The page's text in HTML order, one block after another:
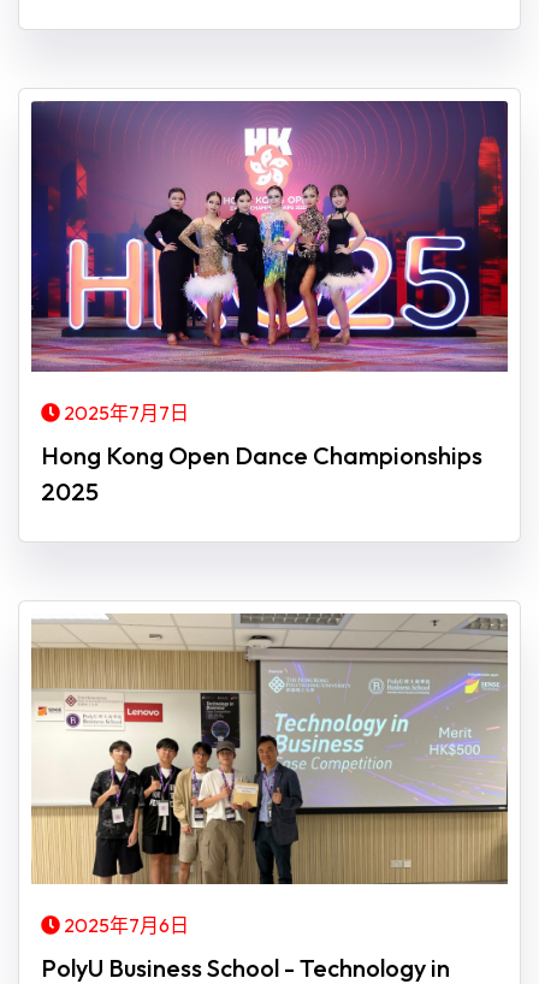
2025年7月7日
Hong Kong Open Dance Championships
2025
2025年7月6日
PolyU Business School - Technology in